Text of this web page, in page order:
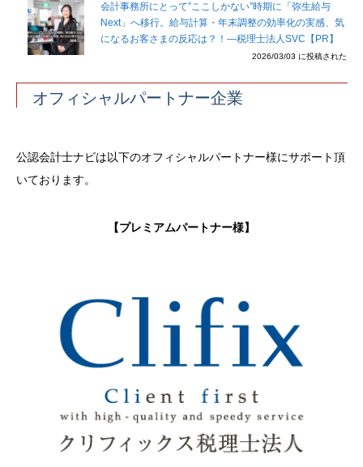
会計事務所にとって”ここしかない”時期に「弥生給与
Next」へ移行。給与計算・年末調整の効率化の実感、気
になるお客さまの反応は？！―税理士法人SVC【PR】
2026/03/03 に投稿された
オフィシャルパートナー企業
公認会計士ナビは以下のオフィシャルパートナー様にサポート頂
いております。
【プレミアムパートナー様】